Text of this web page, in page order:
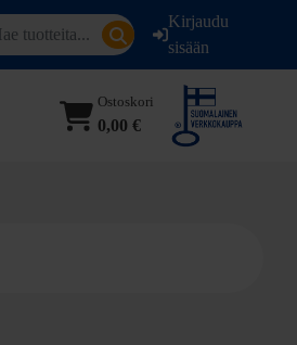
Kirjaudu
sisään
Ostoskori
0,00 €